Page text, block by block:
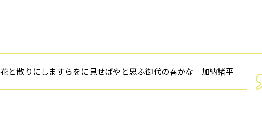
と散りにしますらをに見せばやと思ふ御代の春かな 加納諸平